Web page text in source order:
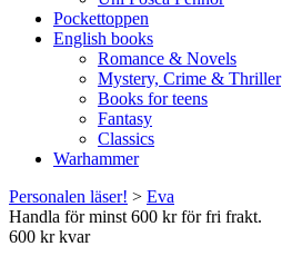
Pockettoppen
English books
Romance & Novels
Mystery, Crime & Thriller
Books for teens
Fantasy
Classics
Warhammer
Personalen läser! > Eva
Handla för minst 600 kr för fri frakt.
600 kr kvar